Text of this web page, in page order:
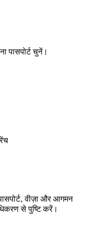
पासपोर्ट चुनें।
वीज़ा और आगमन
से पुष्टि करें।